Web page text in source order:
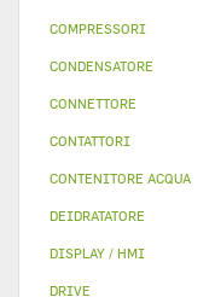
COMPRESSORI
CONDENSATORE
CONNETTORE
CONTATTORI
CONTENITORE ACQUA
DEIDRATATORE
DISPLAY / HMI
DRIVE